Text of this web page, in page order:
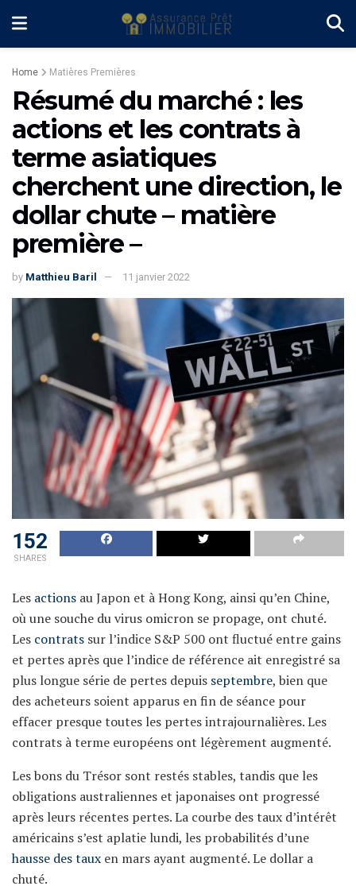
Home Matières Premières
Résumé du marché : les
actions et les contrats à
terme asiatiques
cherchent une direction, le
dollar chute – matière
première –
by Matthieu Baril 11 janvier 2022
152
SHARES
Les actions au Japon et à Hong Kong, ainsi qu’en Chine,
où une souche du virus omicron se propage, ont chuté.
Les contrats sur l’indice S&P 500 ont fluctué entre gains
et pertes après que l’indice de référence ait enregistré sa
plus longue série de pertes depuis septembre, bien que
des acheteurs soient apparus en fin de séance pour
effacer presque toutes les pertes intrajournalières. Les
contrats à terme européens ont légèrement augmenté.
Les bons du Trésor sont restés stables, tandis que les
obligations australiennes et japonaises ont progressé
après leurs récentes pertes. La courbe des taux d’intérêt
américains s’est aplatie lundi, les probabilités d’une
hausse des taux en mars ayant augmenté. Le dollar a
chuté.